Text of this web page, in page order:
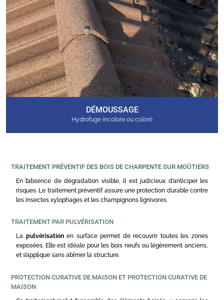
DÉMOUSSAGE
Hydrofuge incolore ou coloré
TRAITEMENT PRÉVENTIF DES BOIS DE CHARPENTE SUR MOÛTIERS
En l’absence de dégradation visible, il est judicieux d’anticiper les
risques. Le traitement préventif assure une protection durable contre
les insectes xylophages et les champignons lignivores.
TRAITEMENT PAR PULVÉRISATION
La pulvérisationen surface permet de recouvrir toutes les zones
exposées. Elle est idéale pour les bois neufs ou légèrement anciens,
et s’applique sans abîmer la structure.
PROTECTION CURATIVE DE MAISON ET PROTECTION CURATIVE DE
MAISON